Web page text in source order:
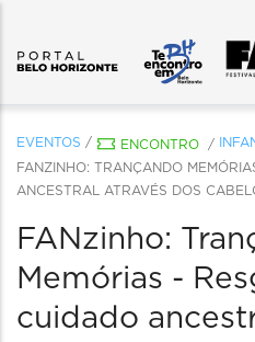
EVENTOS / ENCONTRO /
FANZINHO: TRANÇANDO
ANCESTRAL ATRAVÉS DOS
FANzinho:
Memórias -
cuidado